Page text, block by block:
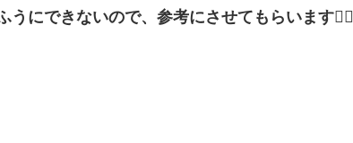
にできないので、参考にさせてもらいます🙇‍♀️